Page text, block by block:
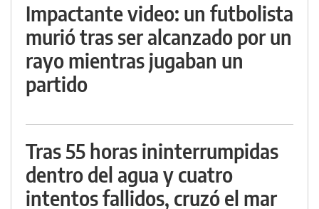
Impactante video: un futbolista
murió tras ser alcanzado por un
rayo mientras jugaban un
partido
Tras 55 horas ininterrumpidas
dentro del agua y cuatro
intentos fallidos, cruzó el mar